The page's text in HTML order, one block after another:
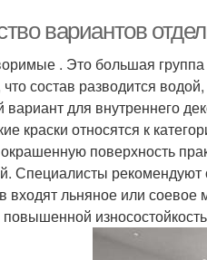
вариантов
. Это большая группа
состав разводится
вариант для внутреннего
краски относятся к
поверхность
Специалисты рекомендуют
входят льняное или соевое